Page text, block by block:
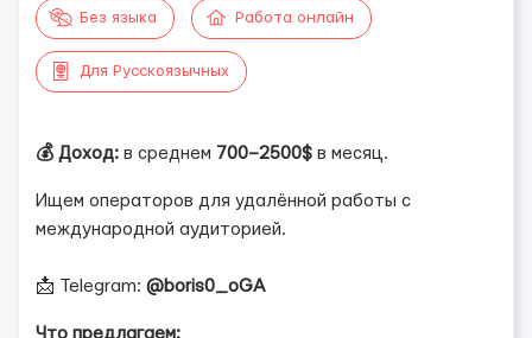
Без языка Работа онлайн
Для Русскоязычных
💰 Доход: в среднем 700–2500$ в месяц.
Ищем операторов для удалённой работы с
международной аудиторией.
📩 Telegram: @boris0_oGA
Что предлагаем: